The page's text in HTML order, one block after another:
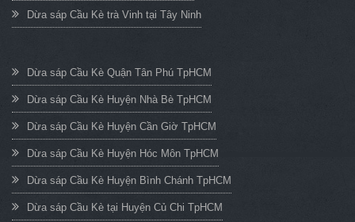
Dừa sáp Cầu Kè trà Vinh tại Tây Ninh
Dừa sáp Cầu Kè Quận Tân Phú TpHCM
Dừa sáp Cầu Kè Huyện Nhà Bè TpHCM
Dừa sáp Cầu Kè Huyện Cần Giờ TpHCM
Dừa sáp Cầu Kè Huyện Hóc Môn TpHCM
Dừa sáp Cầu Kè Huyện Bình Chánh TpHCM
Dừa sáp Cầu Kè tại Huyện Củ Chi TpHCM